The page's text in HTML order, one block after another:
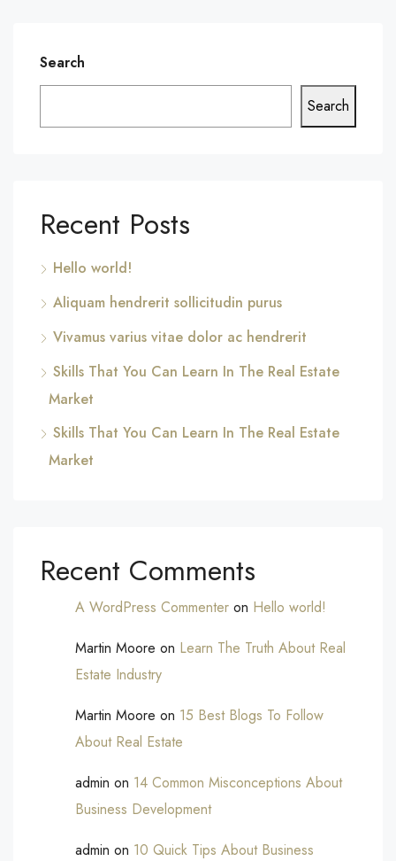
Search
Search
Recent Posts
Hello world!
Aliquam hendrerit sollicitudin purus
Vivamus varius vitae dolor ac hendrerit
Skills That You Can Learn In The Real Estate
Market
Skills That You Can Learn In The Real Estate
Market
Recent Comments
A WordPress Commenter on Hello world!
Martin Moore on Learn The Truth About Real
Estate Industry
Martin Moore on 15 Best Blogs To Follow
About Real Estate
admin on 14 Common Misconceptions About
Business Development
admin on 10 Quick Tips About Business